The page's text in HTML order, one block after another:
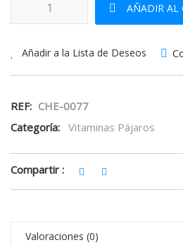
AÑADIR AL
Añadir a la Lista de Deseos
REF: CHE-0077
Categoría: Vitaminas Pájaros
Compartir :
Valoraciones (0)